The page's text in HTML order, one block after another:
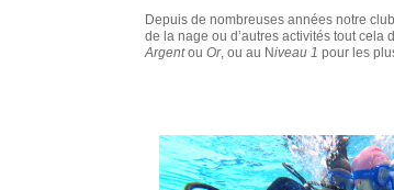
Depuis de nombreuses années notre
de la nage ou d’autres activités tout
Argentou Or, ou au Niveau 1 pour les